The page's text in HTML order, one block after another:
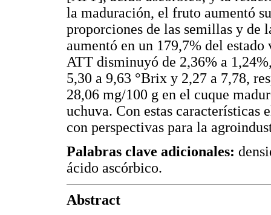
la maduración, el fruto aumentó
proporciones de las semillas y de
aumentó en un 179,7% del
ATT disminuyó de 2,36% a
5,30 a 9,63 °Brix y 2,27 a 7,78,
28,06 mg/100 g en el cuque
uchuva. Con estas características
con perspectivas para la
Palabras clave adicionales:
ácido ascórbico.
Abstract